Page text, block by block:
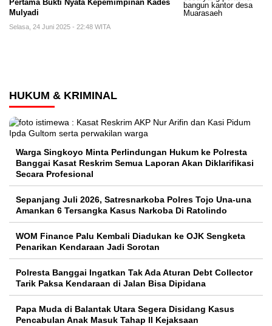
Pertama Bukti Nyata Kepemimpinan Kades
Mulyadi
Selasa, 24 Juni 2025 - 22:48 WITA
HUKUM & KRIMINAL
Warga Singkoyo Minta Perlindungan Hukum ke Polresta
Banggai Kasat Reskrim Semua Laporan Akan Diklarifikasi
Secara Profesional
Sepanjang Juli 2026, Satresnarkoba Polres Tojo Una-una
Amankan 6 Tersangka Kasus Narkoba Di Ratolindo
WOM Finance Palu Kembali Diadukan ke OJK Sengketa
Penarikan Kendaraan Jadi Sorotan
Polresta Banggai Ingatkan Tak Ada Aturan Debt Collector
Tarik Paksa Kendaraan di Jalan Bisa Dipidana
Papa Muda di Balantak Utara Segera Disidang Kasus
Pencabulan Anak Masuk Tahap II Kejaksaan